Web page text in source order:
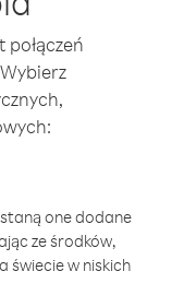
one dodane
ze środków,
świecie w niskich